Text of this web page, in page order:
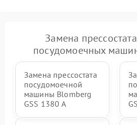
Замена
посудомоечных
Замена прессостата
посудомоечной
машины Blomberg
GSS 1380 А